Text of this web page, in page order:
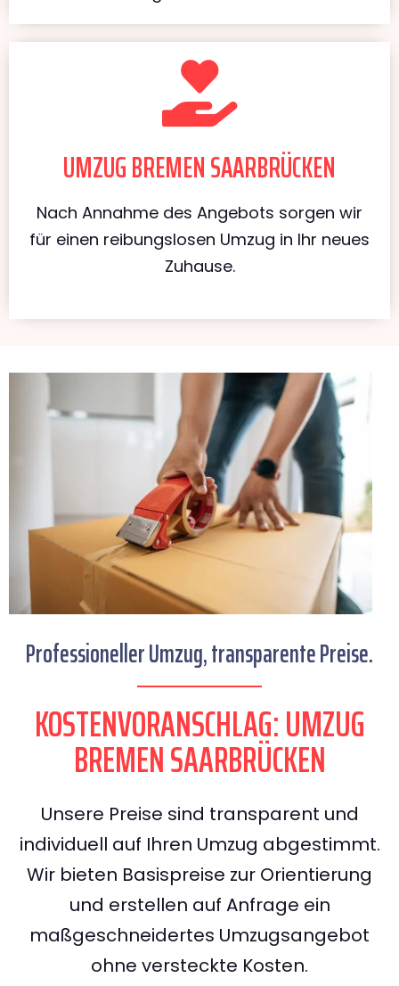
UMZUG BREMEN SAARBRÜCKEN
Nach Annahme des Angebots sorgen wir
für einen reibungslosen Umzug in Ihr neues
Zuhause.
Professioneller Umzug, transparente Preise.
KOSTENVORANSCHLAG: UMZUG
BREMEN SAARBRÜCKEN
Unsere Preise sind transparent und
individuell auf Ihren Umzug abgestimmt.
Wir bieten Basispreise zur Orientierung
und erstellen auf Anfrage ein
maßgeschneidertes Umzugsangebot
ohne versteckte Kosten.